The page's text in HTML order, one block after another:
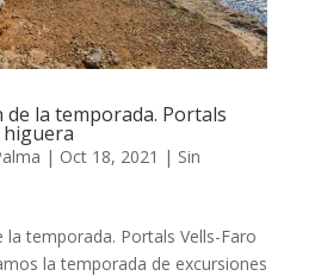
la temporada. Portals
higuera
| Oct 18, 2021 | Sin
la temporada. Portals Vells-Faro
la temporada de excursiones